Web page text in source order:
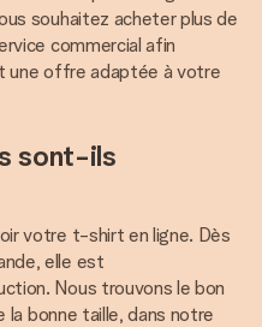
souhaitez acheter plus de
commercial afin
une offre adaptée à votre
sont-ils
votre t-shirt en ligne. Dès
elle est
Nous trouvons le bon
bonne taille, dans notre